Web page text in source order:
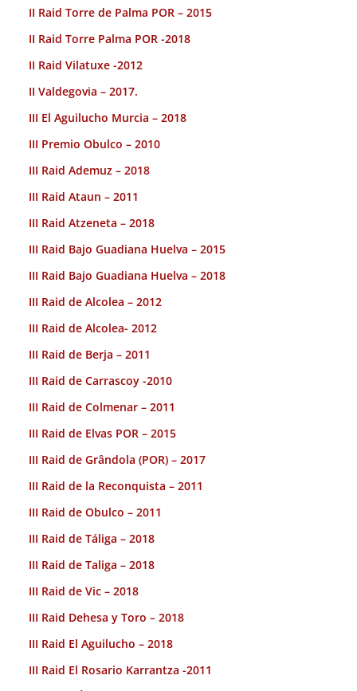
II Raid Torre de Palma POR – 2015
II Raid Torre Palma POR -2018
II Raid Vilatuxe -2012
II Valdegovia – 2017.
III El Aguilucho Murcia – 2018
III Premio Obulco – 2010
III Raid Ademuz – 2018
III Raid Ataun – 2011
III Raid Atzeneta – 2018
III Raid Bajo Guadiana Huelva – 2015
III Raid Bajo Guadiana Huelva – 2018
III Raid de Alcolea – 2012
III Raid de Alcolea- 2012
III Raid de Berja – 2011
III Raid de Carrascoy -2010
III Raid de Colmenar – 2011
III Raid de Elvas POR – 2015
III Raid de Grândola (POR) – 2017
III Raid de la Reconquista – 2011
III Raid de Obulco – 2011
III Raid de Táliga – 2018
III Raid de Taliga – 2018
III Raid de Vic – 2018
III Raid Dehesa y Toro – 2018
III Raid El Aguilucho – 2018
III Raid El Rosario Karrantza -2011